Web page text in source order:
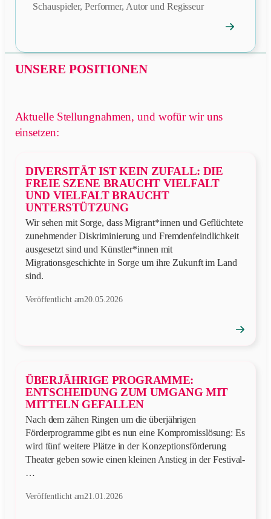
Schauspieler, Performer, Autor und Regisseur
→
UNSERE POSITIONEN
Aktuelle Stellungnahmen, und wofür wir uns
einsetzen:
DIVERSITÄT IST KEIN ZUFALL: DIE
FREIE SZENE BRAUCHT VIELFALT
UND VIELFALT BRAUCHT
UNTERSTÜTZUNG
Wir sehen mit Sorge, dass Migrant*innen und Geflüchtete
zunehmender Diskriminierung und Fremdenfeindlichkeit
ausgesetzt sind und Künstler*innen mit
Migrationsgeschichte in Sorge um ihre Zukunft im Land
sind.
Veröffentlicht am20.05.2026
→
ÜBERJÄHRIGE PROGRAMME:
ENTSCHEIDUNG ZUM UMGANG MIT
MITTELN GEFALLEN
Nach dem zähen Ringen um die überjährigen
Förderprogramme gibt es nun eine Kompromisslösung: Es
wird fünf weitere Plätze in der Konzeptionsförderung
Theater geben sowie einen kleinen Anstieg in der Festival-
…
Veröffentlicht am21.01.2026